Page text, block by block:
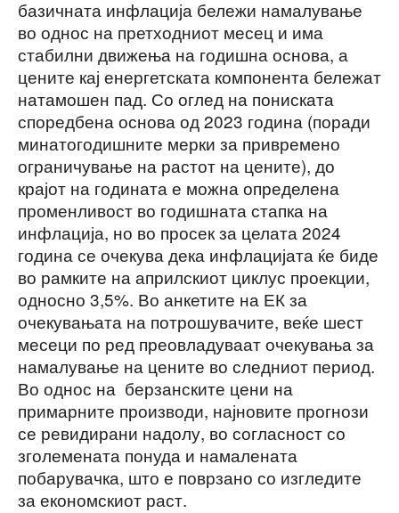
базичната инфлација бележи намалување
во однос на претходниот месец и има
стабилни движења на годишна основа, а
цените кај енергетската компонента бележат
натамошен пад. Со оглед на пониската
споредбена основа од 2023 година (поради
минатогодишните мерки за привремено
ограничување на растот на цените), до
крајот на годината е можна определена
променливост во годишната стапка на
инфлација, но во просек за целата 2024
година се очекува дека инфлацијата ќе биде
во рамките на априлскиот циклус проекции,
односно 3,5%. Во анкетите на ЕК за
очекувањата на потрошувачите, веќе шест
месеци по ред преовладуваат очекувања за
намалување на цените во следниот период.
Во однос на берзанските цени на
примарните производи, најновите прогнози
се ревидирани надолу, во согласност со
зголемената понуда и намалената
побарувачка, што е поврзано со изгледите
за економскиот раст.